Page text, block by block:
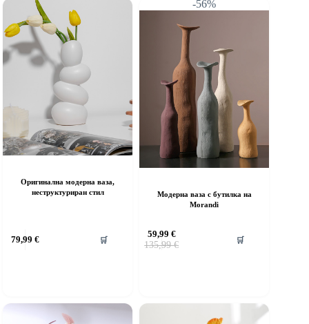
Оригинална модерна ваза,
неструктуриран стил
79,99 € 🛒
-56%
Модерна ваза с бутилка на
Morandi
135,99€
Original
59,99 €
Текущата
🛒